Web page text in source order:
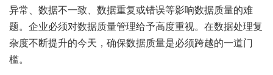
异常、数据不一致、数据重复或错误等影响数据质量的难
题。企业必须对数据质量管理给予高度重视。在数据处理复
杂度不断提升的今天，确保数据质量是必须跨越的一道门
槛。